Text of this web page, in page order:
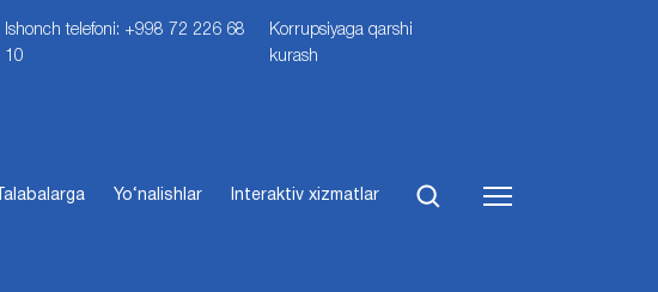
Ishonch telefoni: +998 72 226 68
10
Korrupsiyaga qarshi
kurash
Talabalarga Yo‘nalishlar Interaktiv xizmatlar